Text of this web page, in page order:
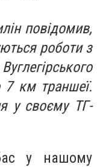
повідомив,
роботи з
7 км траншеї.
у своєму ТГ-
у нашому